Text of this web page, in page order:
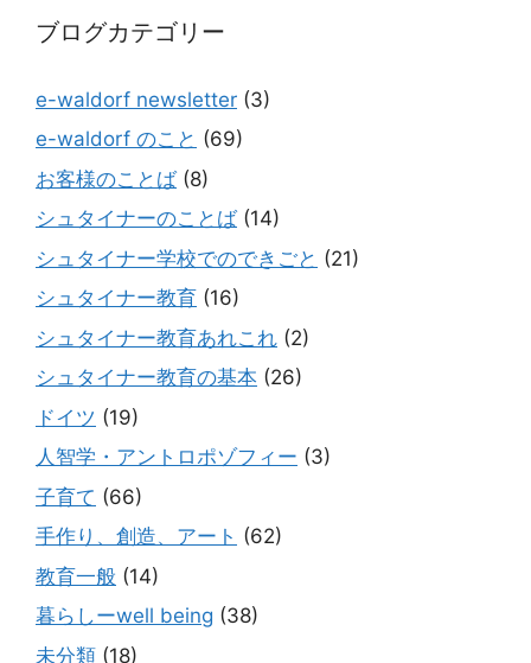
ブログカテゴリー
e-waldorf newsletter (3)
e-waldorf のこと (69)
お客様のことば(8)
シュタイナーのことば(14)
シュタイナー学校でのできごと (21)
シュタイナー教育 (16)
シュタイナー教育あれこれ (2)
シュタイナー教育の基本 (26)
ドイツ (19)
人智学・アントロポゾフィー (3)
子育て (66)
手作り、創造、アート (62)
教育一般 (14)
暮らしーwell being (38)
未分類 (18)